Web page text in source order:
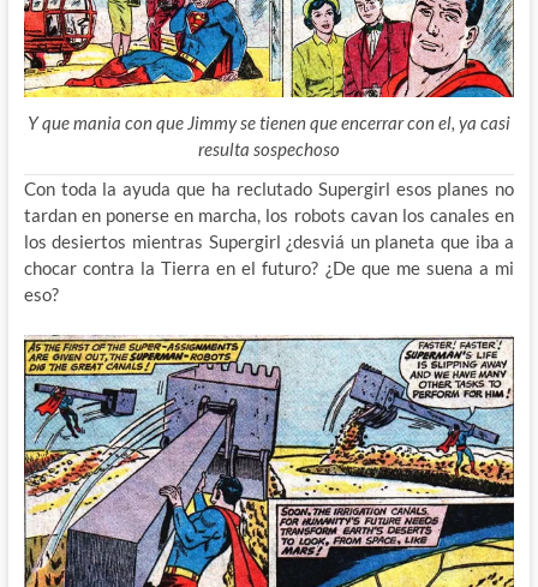
Y que mania con que Jimmy se tienen que encerrar con el, ya casi
resulta sospechoso
Con toda la ayuda que ha reclutado Supergirl esos planes no
tardan en ponerse en marcha, los robots cavan los canales en
los desiertos mientras Supergirl ¿desviá un planeta que iba a
chocar contra la Tierra en el futuro? ¿De que me suena a mi
eso?